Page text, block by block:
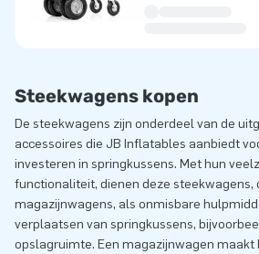
Steekwagens kopen
De steekwagens zijn onderdeel van de
accessoires die JB Inflatables aanbiedt
investeren in springkussens. Met hun
functionaliteit, dienen deze steekwagens,
magazijnwagens, als onmisbare
verplaatsen van springkussens,
opslagruimte. Een magazijnwagen maakt